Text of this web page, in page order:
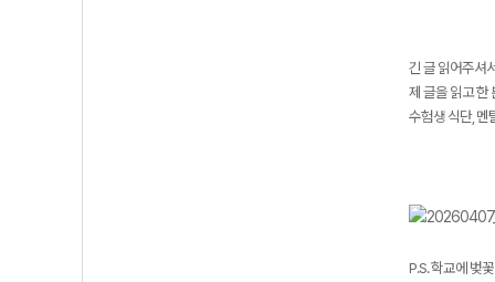
긴 글 읽어주셔
제 글을 읽고 한
수험생 식단, 멘
P.S. 학교에 벚